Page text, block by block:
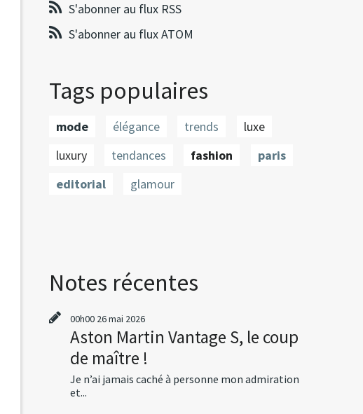
S'abonner au flux RSS
S'abonner au flux ATOM
Tags populaires
mode élégance trends
luxe
luxury
tendances fashion
paris
editorial
glamour
Notes récentes
00h00 26mai 2026
Aston Martin Vantage S, le coup
de maître !
Je n’ai jamais caché à personne mon admiration
et...